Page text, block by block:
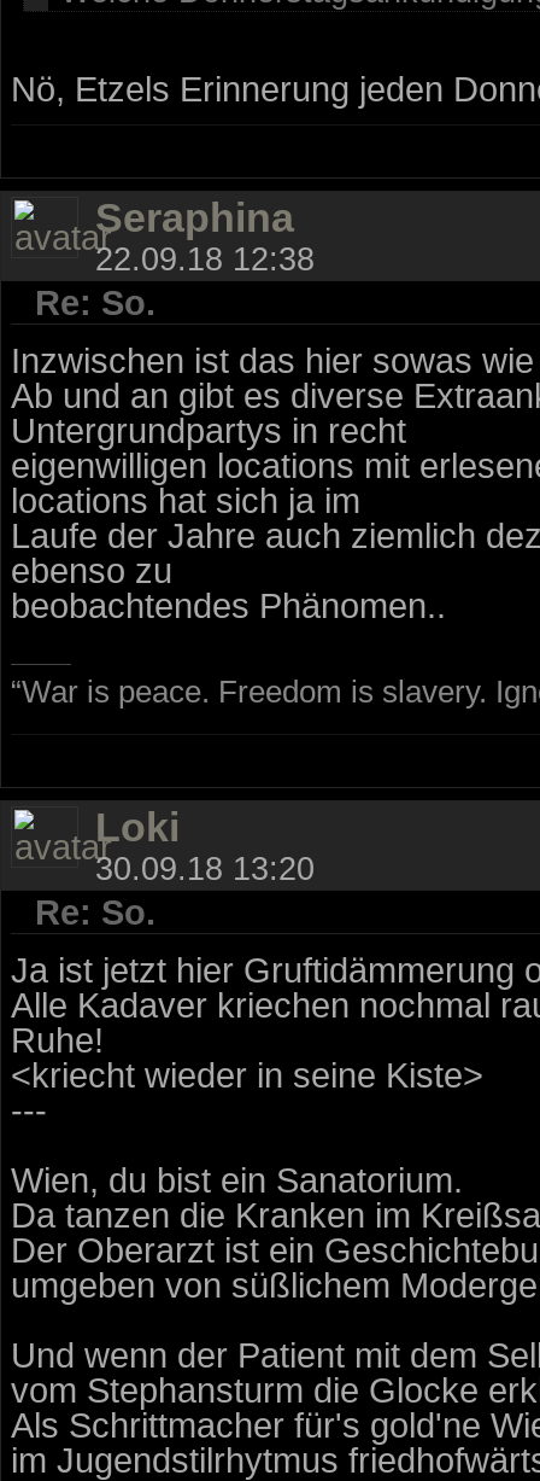
Nö, Etzels Erinnerung jeden
Seraphina
22.09.18 12:38
Re: So.
Inzwischen ist das hier sowas
Ab und an gibt es diverse
Untergrundpartys in recht
eigenwilligen locations mit
locations hat sich ja im
Laufe der Jahre auch ziemlich
ebenso zu
beobachtendes Phänomen..
“War is peace. Freedom is slavery.
Loki
30.09.18 13:20
Re: So.
Ja ist jetzt hier Gruftidämmerung
Alle Kadaver kriechen nochmal
Ruhe!
<kriecht wieder in seine Kiste>
---
Wien, du bist ein Sanatorium.
Da tanzen die Kranken im
Der Oberarzt ist ein
umgeben von süßlichem
Und wenn der Patient mit dem
vom Stephansturm die Glocke
Als Schrittmacher für's gold'ne
im Jugendstilrhytmus